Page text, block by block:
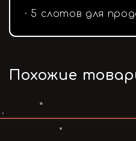
· 5 слотов для
Похожие